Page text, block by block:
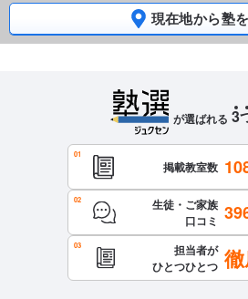
現在地から塾
が選ばれる 3
掲載教室数
生徒・ご家族
口コミ
担当者が
ひとつひとつ